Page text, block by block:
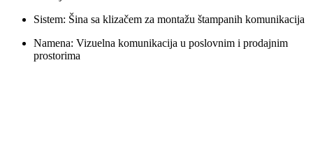
Sistem: Šina sa klizačem za montažu štampanih komunikacija
Namena: Vizuelna komunikacija u poslovnim i prodajnim
prostorima